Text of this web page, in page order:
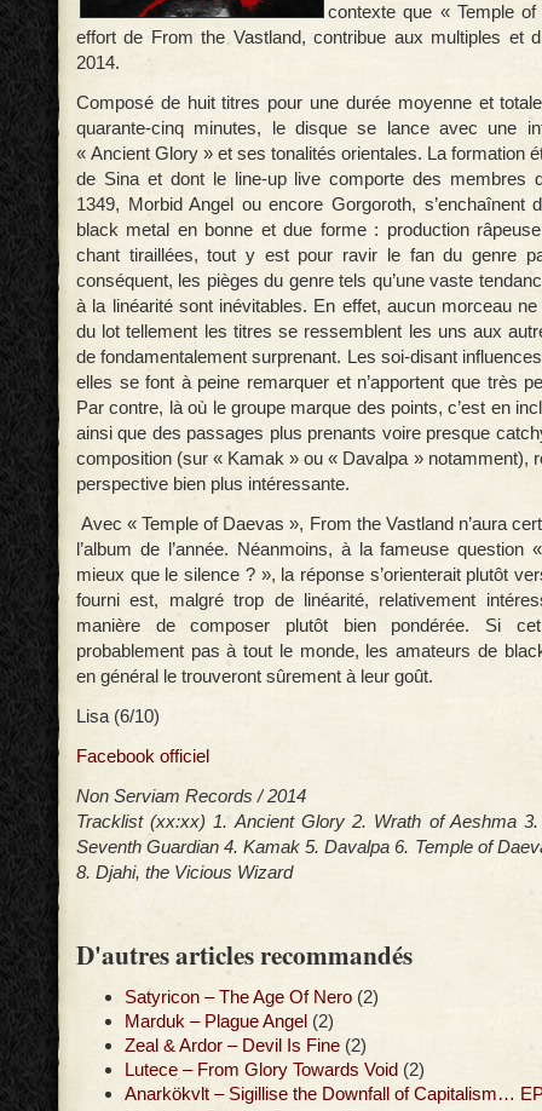
contexte que « Temple
effort de From the Vastland, contribue aux multiples et
2014.
Composé de huit titres pour une durée moyenne et
quarante-cinq minutes, le disque se lance avec une
« Ancient Glory » et ses tonalités orientales. La formation
de Sina et dont le line-up live comporte des membres
1349, Morbid Angel ou encore Gorgoroth, s’enchaînent
black metal en bonne et due forme : production
chant tiraillées, tout y est pour ravir le fan du genre
conséquent, les pièges du genre tels qu’une vaste
à la linéarité sont inévitables. En effet, aucun morceau
du lot tellement les titres se ressemblent les uns aux
de fondamentalement surprenant. Les soi-disant
elles se font à peine remarquer et n’apportent que très
Par contre, là où le groupe marque des points, c’est en
ainsi que des passages plus prenants voire presque
composition (sur « Kamak » ou « Davalpa » notamment),
perspective bien plus intéressante.
Avec « Temple of Daevas », From the Vastland n’aura
l’album de l’année. Néanmoins, à la fameuse question
mieux que le silence ? », la réponse s’orienterait plutôt
fourni est, malgré trop de linéarité, relativement
manière de composer plutôt bien pondérée. Si
probablement pas à tout le monde, les amateurs de
en général le trouveront sûrement à leur goût.
Lisa (6/10)
Facebook officiel
Non Serviam Records / 2014
Tracklist (xx:xx) 1. Ancient Glory 2. Wrath of Aeshma
Seventh Guardian 4. Kamak 5. Davalpa 6. Temple of
8. Djahi, the Vicious Wizard
D'autres articles recommandés
Satyricon – The Age Of Nero (2)
Marduk – Plague Angel (2)
Zeal & Ardor – Devil Is Fine (2)
Lutece – From Glory Towards Void (2)
Anarkökvlt – Sigillise the Downfall of Capitalism…